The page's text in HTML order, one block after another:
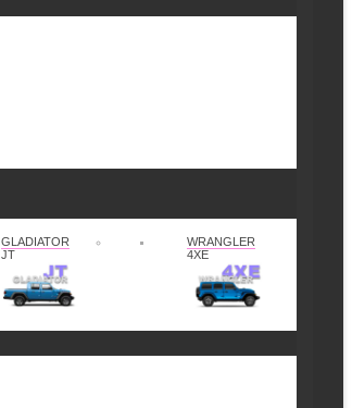
GLADIATOR
JT
WRANGLER
4XE